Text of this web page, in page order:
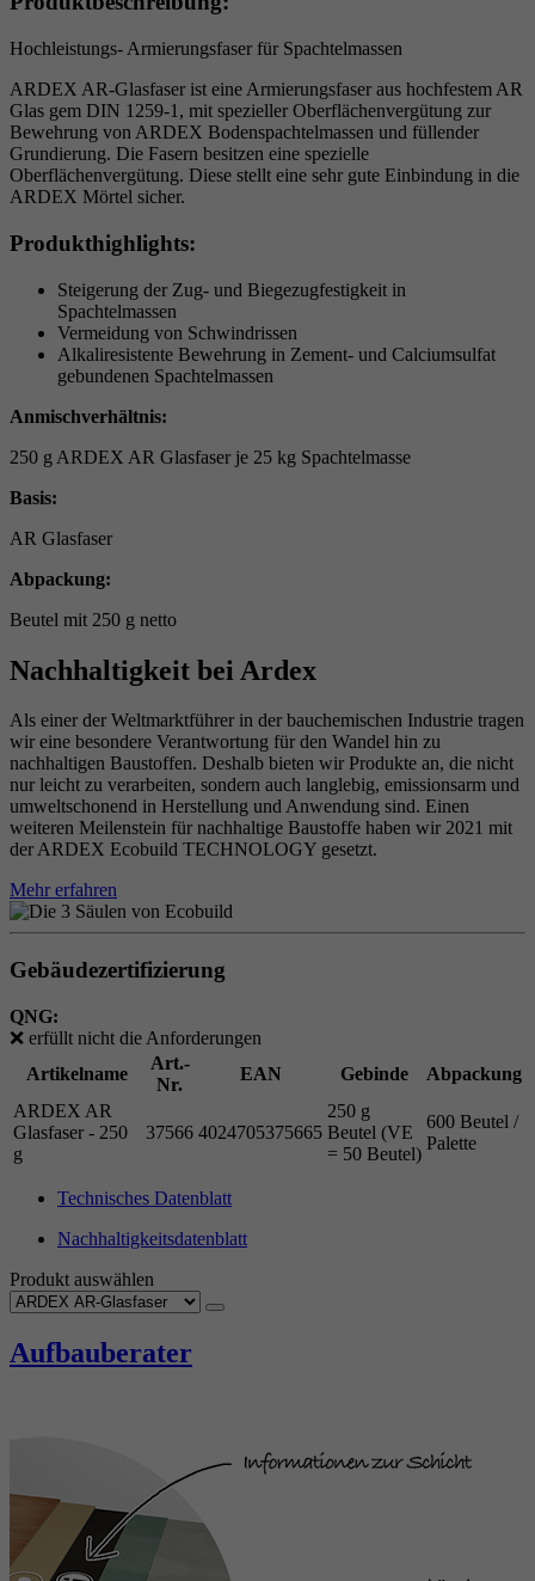
Hochleistungs- Armierungsfaser für Spachtelmassen
ARDEX AR-Glasfaser ist eine Armierungsfaser aus hochfestem AR
Glas gem DIN 1259-1, mit spezieller Oberflächenvergütung zur
Bewehrung von ARDEX Bodenspachtelmassen und füllender
Grundierung. Die Fasern besitzen eine spezielle
Oberflächenvergütung. Diese stellt eine sehr gute Einbindung in die
ARDEX Mörtel sicher.
Produkthighlights:
Steigerung der Zug- und Biegezugfestigkeit in
Spachtelmassen
Vermeidung von Schwindrissen
Alkaliresistente Bewehrung in Zement- und Calciumsulfat
gebundenen Spachtelmassen
Anmischverhältnis:
250 g ARDEX AR Glasfaser je 25 kg Spachtelmasse
Basis:
AR Glasfaser
Abpackung:
Beutel mit 250 g netto
Nachhaltigkeit bei Ardex
Als einer der Weltmarktführer in der bauchemischen Industrie tragen
wir eine besondere Verantwortung für den Wandel hin zu
nachhaltigen Baustoffen. Deshalb bieten wir Produkte an, die nicht
nur leicht zu verarbeiten, sondern auch langlebig, emissionsarm und
umweltschonend in Herstellung und Anwendung sind. Einen
weiteren Meilenstein für nachhaltige Baustoffe haben wir 2021 mit
der ARDEX Ecobuild TECHNOLOGY gesetzt.
Mehr erfahren
Gebäudezertifizierung
QNG:
❌ erfüllt nicht die Anforderungen
Artikelname
Art.-
Nr.
EAN Gebinde
Abpackung
ARDEX AR
Glasfaser - 250
g
37566 4024705375665
250 g
Beutel (VE
= 50 Beutel)
600 Beutel /
Palette
Technisches Datenblatt
Nachhaltigkeitsdatenblatt
Produkt auswählen
Aufbauberater
Laufzeit 6 Monate
Zweck
(_GRECAPTCHA), wenn es zum Zweck der
Risikoanalyse ausgeführt wird.